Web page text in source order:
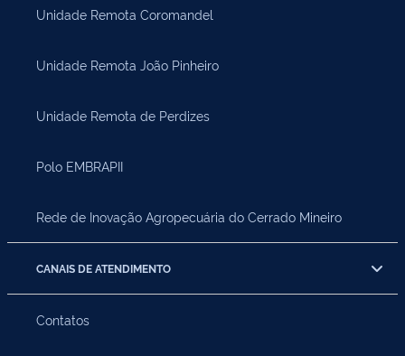
Unidade Remota Coromandel
Unidade Remota João Pinheiro
Unidade Remota de Perdizes
Polo EMBRAPII
Rede de Inovação Agropecuária do Cerrado Mineiro
CANAIS DE ATENDIMENTO
Contatos